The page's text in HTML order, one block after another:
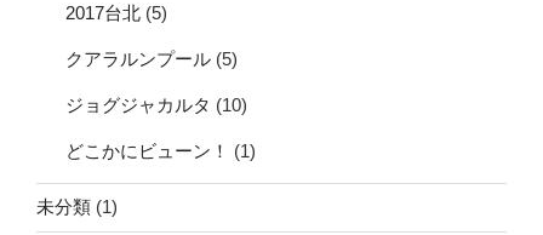
2017台北 (5)
クアラルンプール (5)
ジョグジャカルタ (10)
どこかにビューン！ (1)
未分類 (1)